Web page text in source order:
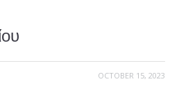
OCTOBER 15, 2023